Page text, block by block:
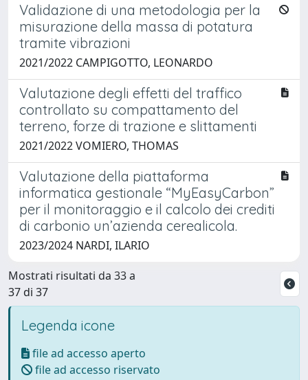
Validazione di una metodologia per la
misurazione della massa di potatura
tramite vibrazioni
2021/2022 CAMPIGOTTO, LEONARDO
Valutazione degli effetti del traffico
controllato su compattamento del
terreno, forze di trazione e slittamenti
2021/2022 VOMIERO, THOMAS
Valutazione della piattaforma
informatica gestionale “MyEasyCarbon”
per il monitoraggio e il calcolo dei crediti
di carbonio un’azienda cerealicola.
2023/2024 NARDI, ILARIO
Mostrati risultati da 33 a
37 di 37
Legenda icone
file ad accesso aperto
file ad accesso riservato